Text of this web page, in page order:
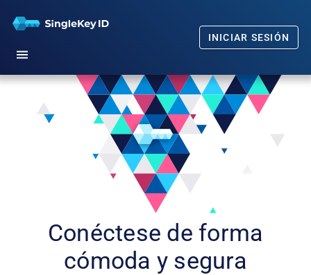
INICIAR SESIÓN
Empezar
Nuestro compromiso
NoticiasConéctese de forma
cómoda y segura